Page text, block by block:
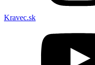
Kravec.sk